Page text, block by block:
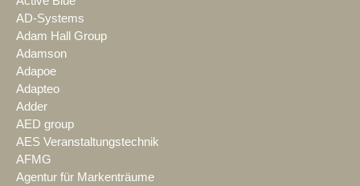
AD-Systems
Adam Hall Group
Adamson
Adapoe
Adapteo
Adder
AED group
AES Veranstaltungstechnik
AFMG
Agentur für Markenträume